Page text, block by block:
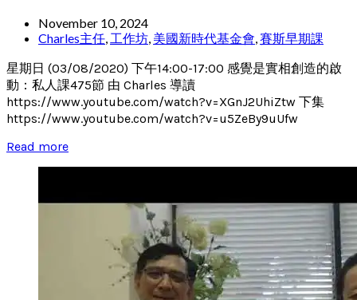
November 10, 2024
Charles主任, 工作坊, 美國新時代基金會,賽斯早期課
星期日 (03/08/2020) 下午14:00-17:00 感覺是實相創造的啟
動：私人課475節 由 Charles 導讀
https://www.youtube.com/watch?v=XGnJ2UhiZtw 下集
https://www.youtube.com/watch?v=u5ZeBy9uUfw
Read more